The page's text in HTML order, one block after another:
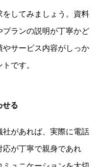
してみましょう。資料
ランの説明が丁寧かど
やサービス内容がしっか
です。
せる
があれば、実際に電話
応が丁寧で親身であれ